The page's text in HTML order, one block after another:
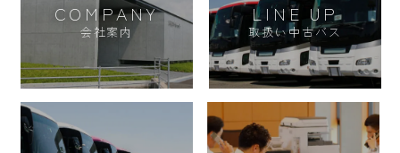
COMPANY
会社案内
LINE UP
取扱い中古バス